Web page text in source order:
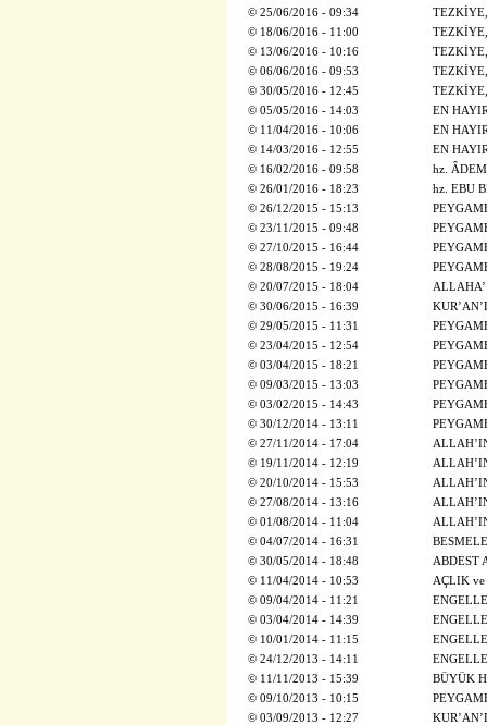
© 25/06/2016 - 09:34
© 18/06/2016 - 11:00
© 13/06/2016 - 10:16
© 06/06/2016 - 09:53
© 30/05/2016 - 12:45
© 05/05/2016 - 14:03
EN
© 11/04/2016 - 10:06
EN
© 14/03/2016 - 12:55
EN
© 16/02/2016 - 09:58
hz.
© 26/01/2016 - 18:23
hz. EBU
© 26/12/2015 - 15:13
© 23/11/2015 - 09:48
© 27/10/2015 - 16:44
© 28/08/2015 - 19:24
© 20/07/2015 - 18:04
© 30/06/2015 - 16:39
© 29/05/2015 - 11:31
© 23/04/2015 - 12:54
© 03/04/2015 - 18:21
© 09/03/2015 - 13:03
© 03/02/2015 - 14:43
© 30/12/2014 - 13:11
© 27/11/2014 - 17:04
© 19/11/2014 - 12:19
© 20/10/2014 - 15:53
© 27/08/2014 - 13:16
© 01/08/2014 - 11:04
© 04/07/2014 - 16:31
© 30/05/2014 - 18:48
ABDEST
© 11/04/2014 - 10:53
AÇLIK ve
© 09/04/2014 - 11:21
© 03/04/2014 - 14:39
© 10/01/2014 - 11:15
© 24/12/2013 - 14:11
© 11/11/2013 - 15:39
BÜYÜK
© 09/10/2013 - 10:15
© 03/09/2013 - 12:27